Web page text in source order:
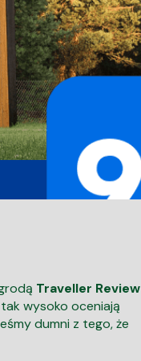
Traveller Review
wysoko oceniają
dumni z tego, że